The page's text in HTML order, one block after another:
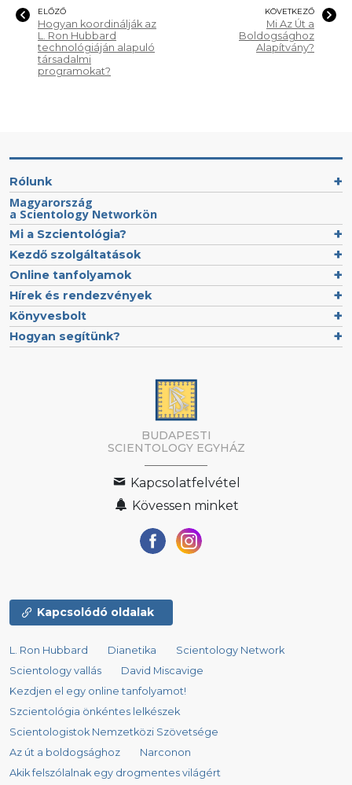
ELŐZŐ
Hogyan koordinálják az
L. Ron Hubbard
technológiáján alapuló
társadalmi
programokat?
KÖVETKEZŐ
Mi Az Út a
Boldogsághoz
Alapítvány?
Rólunk
Magyarország
a Scientology Networkön
Mi a Szcientológia?
Kezdő szolgáltatások
Online tanfolyamok
Hírek és rendezvények
Könyvesbolt
Hogyan segítünk?
BUDAPESTI
SCIENTOLOGY EGYHÁZ
Kapcsolatfelvétel
Kövessen minket
Kapcsolódó oldalak
L. Ron Hubbard Dianetika
Scientology Network
Scientology vallás
David Miscavige
Kezdjen el egy online tanfolyamot!
Szcientológia önkéntes lelkészek
Scientologistok Nemzetközi Szövetsége
Az út a boldogsághoz
Narconon
Akik felszólalnak egy drogmentes világért